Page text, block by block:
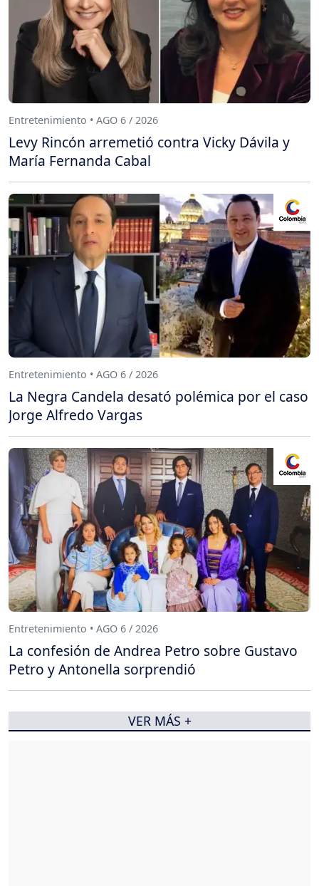
Entretenimiento • AGO 6 / 2026
Levy Rincón arremetió contra Vicky Dávila y
María Fernanda Cabal
Entretenimiento • AGO 6 / 2026
La Negra Candela desató polémica por el caso
Jorge Alfredo Vargas
Entretenimiento • AGO 6 / 2026
La confesión de Andrea Petro sobre Gustavo
Petro y Antonella sorprendió
VER MÁS +